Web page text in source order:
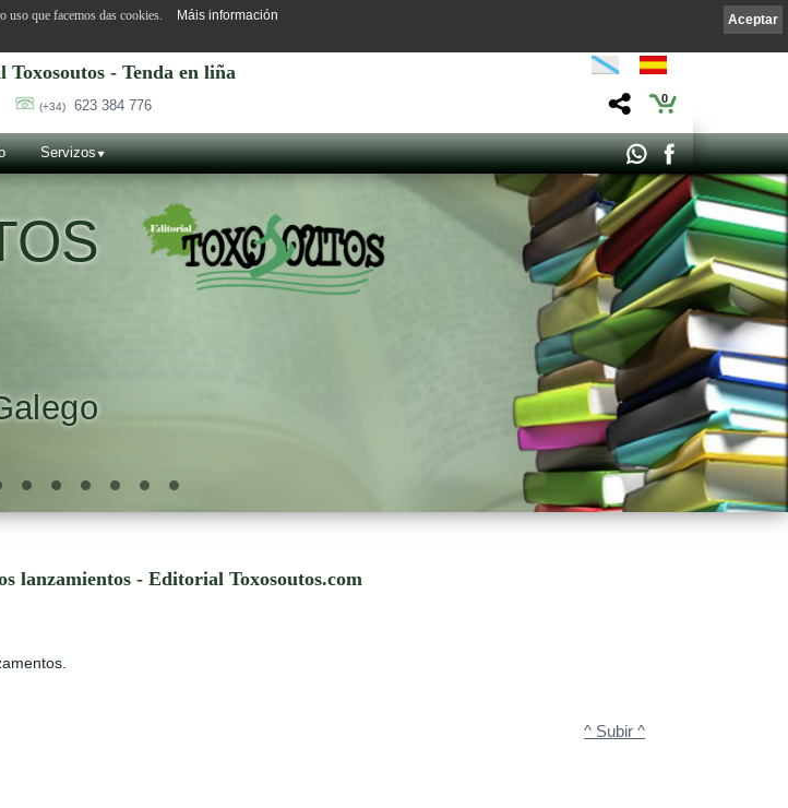
Toxosoutos - Tenda en liña
(+34) 623 384 776 0
Servizos
lanzamientos - Editorial Toxosoutos.com
^ Subir ^
Aceptar
uso que facemos das cookies. Máis información